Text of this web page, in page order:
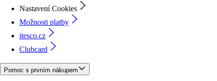
Nastavení Cookies
Možnosti platby
itesco.cz
Clubcard
Pomoc s prvním nákupem